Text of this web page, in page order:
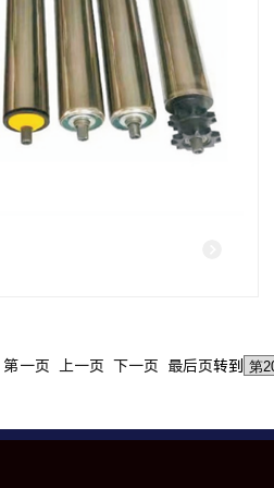
第一页 上一页 下一页 最后页转到